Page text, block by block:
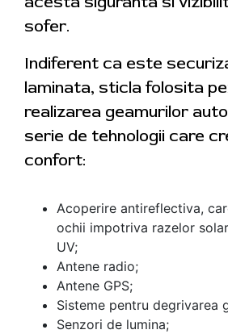
sofer.
Indiferent ca este
laminata, sticla folosita
realizarea geamurilor
serie de tehnologii care
confort:
Acoperire antireflectiva,
ochii impotriva razelor
UV;
Antene radio;
Antene GPS;
Sisteme pentru degrivarea
Senzori de lumina;